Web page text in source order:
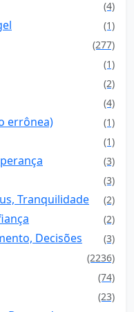
(4)
(1)
(277)
(1)
(2)
(4)
errônea) (1)
(1)
(3)
(3)
Tranquilidade (2)
(2)
Decisões (3)
(2236)
(74)
(23)